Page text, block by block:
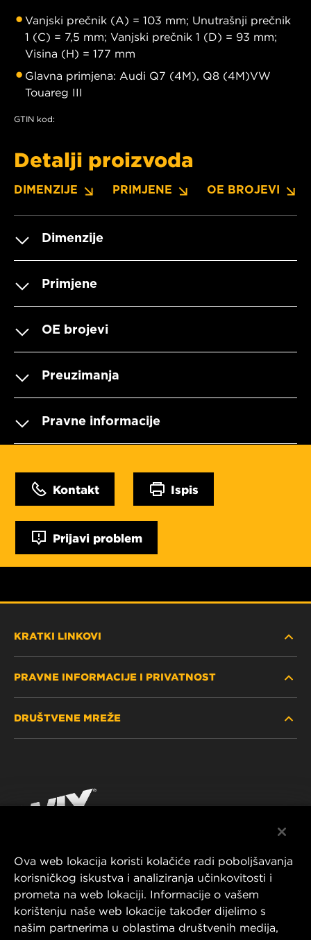
Vanjski prečnik (A) = 103 mm; Unutrašnji prečnik
1 (C) = 7,5 mm; Vanjski prečnik 1 (D) = 93 mm;
Visina (H) = 177 mm
Glavna primjena: Audi Q7 (4M), Q8 (4M)VW
Touareg III
GTIN kod:
Detalji proizvoda
DIMENZIJE PRIMJENE OE BROJEVI
Dimenzije
Primjene
OE brojevi
Preuzimanja
Pravne informacije
Kontakt Ispis
Prijavi problem
KRATKI LINKOVI
GDJE KUPITI
KONTAKTIRAJTE NAS
PRAVNE INFORMACIJE I PRIVATNOST
IMPRESSUM
DRUŠTVENE MREŽE
YouTube
MANN+HUMMEL FT Poland
ul. Wrocławska 145,
63-800 GOSTYŃ, POLAND
Tel. +48 65 572 89 00
Ova web lokacija koristi kolačiće radi poboljšavanja
korisničkog iskustva i analiziranja učinkovitosti i
prometa na web lokaciji. Informacije o vašem
korištenju naše web lokacije također dijelimo s
našim partnerima u oblastima društvenih medija,